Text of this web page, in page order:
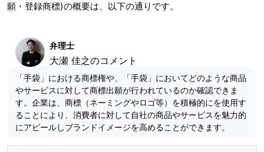
願・登録商標)の概要は、以下の通りです。
弁理士
大瀬 佳之のコメント
「手袋」における商標権や、「手袋」においてどのような商品
やサービスに対して商標出願が行われているのか確認できま
す。企業は、商標（ネーミングやロゴ等）を積極的にを使用す
ることにより、消費者に対して自社の商品やサービスを魅力的
にアピールしブランドイメージを高めることができます。